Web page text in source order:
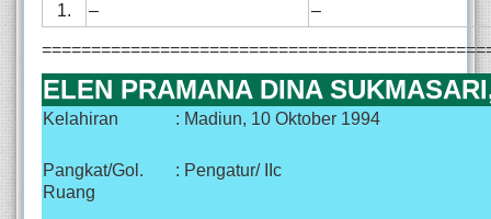
1.
– –
ELEN PRAMANA DINA
Kelahiran : Madiun, 10 Oktober 1994
Pangkat/Gol.
Ruang
: Pengatur/ IIc